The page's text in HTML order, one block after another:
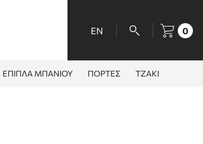
EN 0
ΕΠΙΠΛΑ ΜΠΑΝΙΟΥ ΠΟΡΤΕΣ ΤΖΑΚΙ